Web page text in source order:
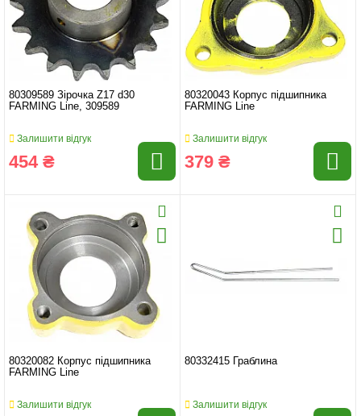
80309589 Зірочка Z17 d30
FARMING Line, 309589
Залишити відгук
454 ₴
80320043 Корпус підшипника
FARMING Line
Залишити відгук
379 ₴
80320082 Корпус підшипника
FARMING Line
Залишити відгук
80332415 Граблина
Залишити відгук